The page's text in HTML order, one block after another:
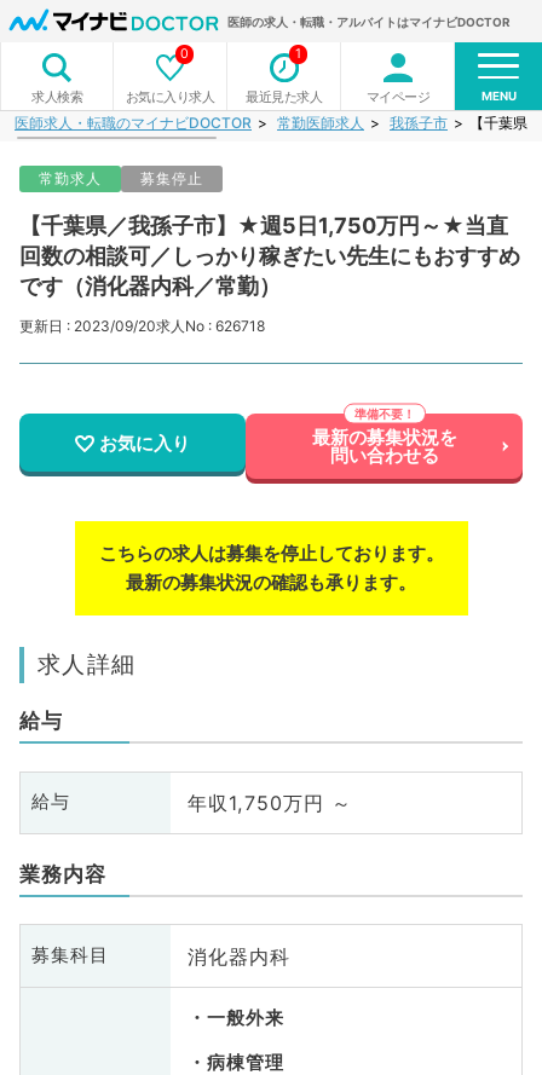
医師の求人・転職・アルバイトはマイナビDOCTOR
求人検索 お気に入り求人
0
最近見た求人
1
マイページ MENU
医師求人・転職のマイナビDOCTOR 常勤医師求人 我孫子市 【千葉県
常勤求人 募集停止
【千葉県／我孫子市】★週5日1,750万円～★当直
回数の相談可／しっかり稼ぎたい先生にもおすすめ
です（消化器内科／常勤）
更新日 : 2023/09/20求人No : 626718
お気に入り 最新の募集状況を
問い合わせる
こちらの求人は募集を停止しております。
最新の募集状況の確認も承ります。
求人詳細
給与
給与 年収1,750万円 ～
業務内容
募集科目 消化器内科
一般外来
病棟管理